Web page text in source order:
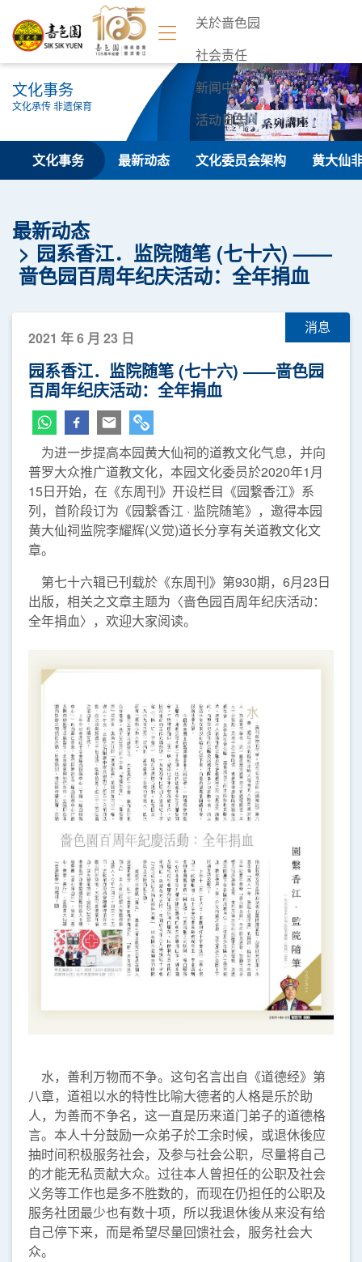
关於啬色园
社会责任
新闻中心
活动日志
联络我们
文化事务
文化承传 非遗保育
文化事务 最新动态 文化委员会架构 黄大仙
最新动态
园系香江．监院随笔 (七十六) ——
啬色园百周年纪庆活动：全年捐血
消息
2021 年 6 月 23 日
园系香江．监院随笔 (七十六) ——啬色园
百周年纪庆活动：全年捐血
为进一步提高本园黄大仙祠的道教文化气息，并向
普罗大众推广道教文化，本园文化委员於2020年1月
15日开始，在《东周刊》开设栏目《园繋香江》系
列，首阶段订为《园繋香江 · 监院随笔》，邀得本园
黄大仙祠监院李耀辉(义觉)道长分享有关道教文化文
章。
第七十六辑已刊载於《东周刊》第930期，6月23日
出版，相关之文章主题为〈啬色园百周年纪庆活动：
全年捐血〉，欢迎大家阅读。
水，善利万物而不争。这句名言出自《道德经》第
八章，道祖以水的特性比喻大德者的人格是乐於助
人，为善而不争名，这一直是历来道门弟子的道德格
言。本人十分鼓励一众弟子於工余时候，或退休後应
抽时间积极服务社会，及参与社会公职，尽量将自己
的才能无私贡献大众。过往本人曾担任的公职及社会
义务等工作也是多不胜数的，而现在仍担任的公职及
服务社团最少也有数十项，所以我退休後从来没有给
自己停下来，而是希望尽量回馈社会，服务社会大
众。